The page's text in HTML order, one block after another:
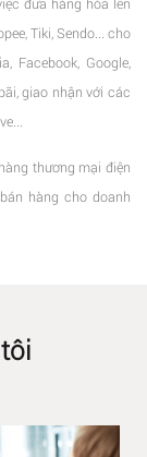
Tiki, Sendo... cho
Facebook, Google,
giao nhận với các
thương mại điện
hàng cho doanh